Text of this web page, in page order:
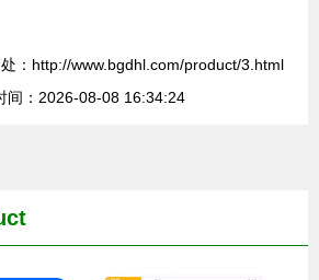
：http://www.bgdhl.com/product/3.html
间：2026-08-08 16:34:24